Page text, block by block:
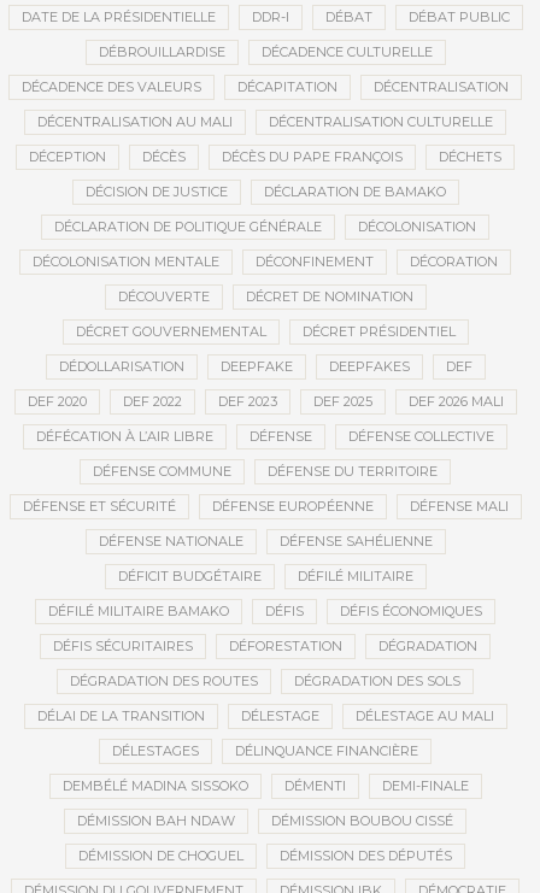
DATE DE LA PRÉSIDENTIELLE DDR-I DÉBAT DÉBAT PUBLIC
DÉBROUILLARDISE DÉCADENCE CULTURELLE
DÉCADENCE DES VALEURS DÉCAPITATION DÉCENTRALISATION
DÉCENTRALISATION AU MALI DÉCENTRALISATION CULTURELLE
DÉCEPTION DÉCÈS DÉCÈS DU PAPE FRANÇOIS DÉCHETS
DÉCISION DE JUSTICE DÉCLARATION DE BAMAKO
DÉCLARATION DE POLITIQUE GÉNÉRALE DÉCOLONISATION
DÉCOLONISATION MENTALE DÉCONFINEMENT DÉCORATION
DÉCOUVERTE DÉCRET DE NOMINATION
DÉCRET GOUVERNEMENTAL DÉCRET PRÉSIDENTIEL
DÉDOLLARISATION DEEPFAKE DEEPFAKES DEF
DEF 2020 DEF 2022 DEF 2023 DEF 2025 DEF 2026 MALI
DÉFÉCATION À L’AIR LIBRE DÉFENSE DÉFENSE COLLECTIVE
DÉFENSE COMMUNE DÉFENSE DU TERRITOIRE
DÉFENSE ET SÉCURITÉ DÉFENSE EUROPÉENNE DÉFENSE MALI
DÉFENSE NATIONALE DÉFENSE SAHÉLIENNE
DÉFICIT BUDGÉTAIRE DÉFILÉ MILITAIRE
DÉFILÉ MILITAIRE BAMAKO DÉFIS DÉFIS ÉCONOMIQUES
DÉFIS SÉCURITAIRES DÉFORESTATION DÉGRADATION
DÉGRADATION DES ROUTES DÉGRADATION DES SOLS
DÉLAI DE LA TRANSITION DÉLESTAGE DÉLESTAGE AU MALI
DÉLESTAGES DÉLINQUANCE FINANCIÈRE
DEMBÉLÉ MADINA SISSOKO DÉMENTI DEMI-FINALE
DÉMISSION BAH NDAW DÉMISSION BOUBOU CISSÉ
DÉMISSION DE CHOGUEL DÉMISSION DES DÉPUTÉS